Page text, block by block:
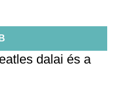
dalai és a